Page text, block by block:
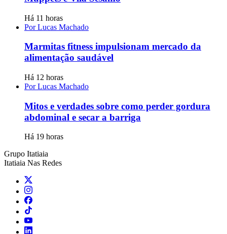
Há 11 horas
Por Lucas Machado
Marmitas fitness impulsionam mercado da
alimentação saudável
Há 12 horas
Por Lucas Machado
Mitos e verdades sobre como perder gordura
abdominal e secar a barriga
Há 19 horas
Grupo Itatiaia
Itatiaia Nas Redes